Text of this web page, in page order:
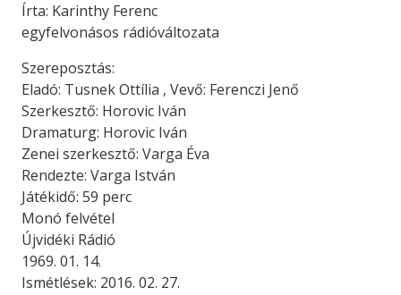
Írta: Karinthy Ferenc
egyfelvonásos rádióváltozata
Szereposztás:
Eladó: Tusnek Ottília , Vevő: Ferenczi Jenő
Szerkesztő: Horovic Iván
Dramaturg: Horovic Iván
Zenei szerkesztő: Varga Éva
Rendezte: Varga István
Játékidő: 59 perc
Monó felvétel
Újvidéki Rádió
1969. 01. 14.
Ismétlések: 2016. 02. 27.